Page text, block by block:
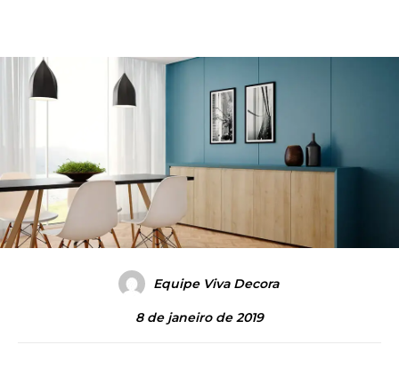
Equipe Viva Decora
8 de janeiro de 2019